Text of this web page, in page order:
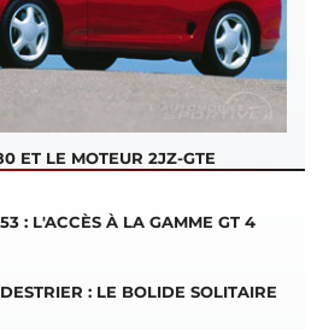
ET LE MOTEUR 2JZ-GTE
: L'ACCÈS À LA GAMME GT 4
: LE BOLIDE SOLITAIRE